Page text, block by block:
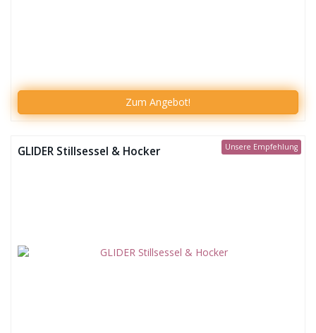
Zum Angebot!
Unsere Empfehlung
GLIDER Stillsessel & Hocker